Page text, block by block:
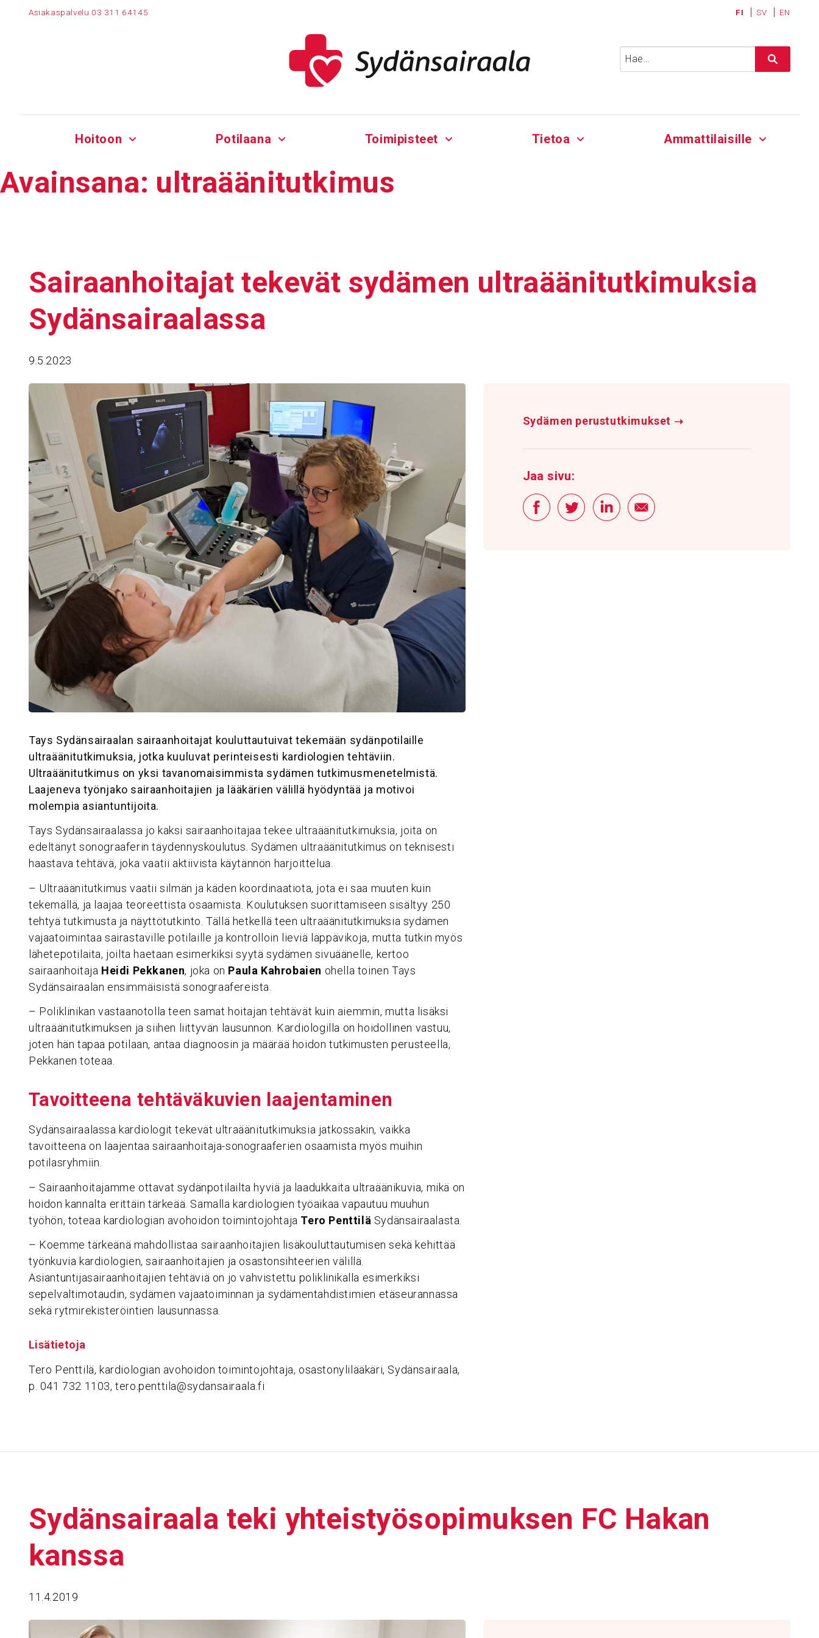
Asiakaspalvelu 03 311 64145 FI SV EN
Hoitoon Potilaana Toimipisteet Tietoa Ammattilaisille
Avain­sana: ultraäänitutkimus
Sairaan­hoi­tajat tekevät sydämen ultra­ää­ni­tut­ki­muksia
Sydän­sai­raa­lassa
9.5.2023
Tays Sydänsairaalan sairaanhoitajat kouluttautuivat tekemään sydänpotilaille
ultraäänitutkimuksia, jotka kuuluvat perinteisesti kardiologien tehtäviin.
Ultraäänitutkimus on yksi tavanomaisimmista sydämen tutkimusmenetelmistä.
Laajeneva työnjako sairaanhoitajien ja lääkärien välillä hyödyntää ja motivoi
molempia asiantuntijoita.
Tays Sydänsairaalassa jo kaksi sairaanhoitajaa tekee ultraäänitutkimuksia, joita on
edeltänyt sonograaferin täydennyskoulutus. Sydämen ultraäänitutkimus on teknisesti
haastava tehtävä, joka vaatii aktiivista käytännön harjoittelua.
– Ultraäänitutkimus vaatii silmän ja käden koordinaatiota, jota ei saa muuten kuin
tekemällä, ja laajaa teoreettista osaamista. Koulutuksen suorittamiseen sisältyy 250
tehtyä tutkimusta ja näyttötutkinto. Tällä hetkellä teen ultraäänitutkimuksia sydämen
vajaatoimintaa sairastaville potilaille ja kontrolloin lieviä läppävikoja, mutta tutkin myös
lähetepotilaita, joilta haetaan esimerkiksi syytä sydämen sivuäänelle, kertoo
sairaanhoitaja Heidi Pekkanen, joka on Paula Kahrobaien ohella toinen Tays
Sydänsairaalan ensimmäisistä sonograafereista.
– Poliklinikan vastaanotolla teen samat hoitajan tehtävät kuin aiemmin, mutta lisäksi
ultraäänitutkimuksen ja siihen liittyvän lausunnon. Kardiologilla on hoidollinen vastuu,
joten hän tapaa potilaan, antaa diagnoosin ja määrää hoidon tutkimusten perusteella,
Pekkanen toteaa.
Tavoit­teena tehtä­vä­ku­vien laajen­ta­minen
Sydänsairaalassa kardiologit tekevät ultraäänitutkimuksia jatkossakin, vaikka
tavoitteena on laajentaa sairaanhoitaja-sonograaferien osaamista myös muihin
potilasryhmiin.
– Sairaanhoitajamme ottavat sydänpotilailta hyviä ja laadukkaita ultraäänikuvia, mikä on
hoidon kannalta erittäin tärkeää. Samalla kardiologien työaikaa vapautuu muuhun
työhön, toteaa kardiologian avohoidon toimintojohtaja Tero Penttilä Sydänsairaalasta.
– Koemme tärkeänä mahdollistaa sairaanhoitajien lisäkouluttautumisen sekä kehittää
työnkuvia kardiologien, sairaanhoitajien ja osastonsihteerien välillä.
Asiantuntijasairaanhoitajien tehtäviä on jo vahvistettu poliklinikalla esimerkiksi
sepelvaltimotaudin, sydämen vajaatoiminnan ja sydämentahdistimien etäseurannassa
sekä rytmirekisteröintien lausunnassa.
Lisätietoja
Tero Penttilä, kardiologian avohoidon toimintojohtaja, osastonylilääkäri, Sydänsairaala,
p. 041 732 1103, tero.penttila@sydansairaala.fi
Sydämen perustutkimukset ➝
Jaa sivu:
Sydän­sai­raala teki yhteis­työ­so­pi­muksen FC Hakan
kanssa
11.4.2019